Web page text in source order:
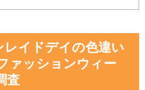
レイドデイの色違い
ァッションウィー
査